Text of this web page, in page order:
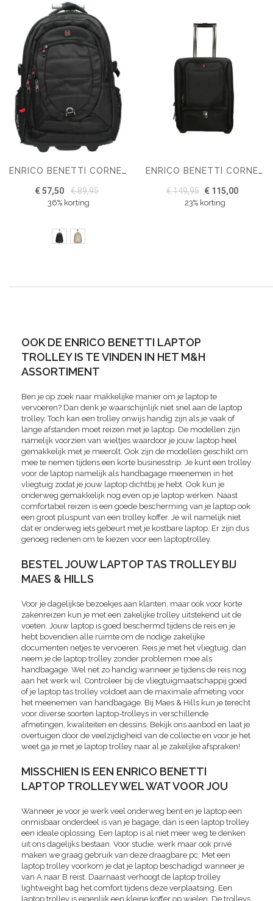
ENRICO BENETTI CORNELL TROLLEY RUGZAK
€ 57,50 € 89,95
36% korting
ENRICO BENETTI CORNELL 40L LAPTOP TROLLEY 17''
€ 149,95 € 115,00
23% korting
OOK DE ENRICO BENETTI LAPTOP
TROLLEY IS TE VINDEN IN HET M&H
ASSORTIMENT
Ben je op zoek naar makkelijke manier om je laptop te
vervoeren? Dan denk je waarschijnlijk niet snel aan de laptop
trolley. Toch kan een trolley onwijs handig zijn als je vaak of
lange afstanden moet reizen met je laptop. De modellen zijn
namelijk voorzien van wieltjes waardoor je jouw laptop heel
gemakkelijk met je meerolt. Ook zijn de modellen geschikt om
mee te nemen tijdens een korte businesstrip. Je kunt een trolley
voor de laptop namelijk als handbagage meenemen in het
vliegtuig zodat je jouw laptop dichtbij je hebt. Ook kun je
onderweg gemakkelijk nog even op je laptop werken. Naast
comfortabel reizen is een goede bescherming van je laptop ook
een groot pluspunt van een trolley koffer. Je wil namelijk niet
dat er onderweg iets gebeurt met je kostbare laptop. Er zijn dus
genoeg redenen om te kiezen voor een laptoptrolley.
BESTEL JOUW LAPTOP TAS TROLLEY BIJ
MAES & HILLS
Voor je dagelijkse bezoekjes aan klanten, maar ook voor korte
zakenreizen kun je met een zakelijke trolley uitstekend uit de
voeten. Jouw laptop is goed beschermd tijdens de reis en je
hebt bovendien alle ruimte om de nodige zakelijke
documenten netjes te vervoeren. Reis je met het vliegtuig, dan
neem je de laptop trolley zonder problemen mee als
handbagage. Wel net zo handig wanneer je tijdens de reis nog
aan het werk wil. Controleer bij de vliegtuigmaatschappij goed
of je laptop tas trolley voldoet aan de maximale afmeting voor
het meenemen van handbagage. Bij Maes & Hills kun je terecht
voor diverse soorten laptop-trolleys in verschillende
afmetingen, kwaliteiten en dessins. Bekijk ons aanbod en laat je
overtuigen door de veelzijdigheid van de collectie en voor je het
weet ga je met je laptop trolley naar al je zakelijke afspraken!
MISSCHIEN IS EEN ENRICO BENETTI
LAPTOP TROLLEY WEL WAT VOOR JOU
Wanneer je voor je werk veel onderweg bent en je laptop een
onmisbaar onderdeel is van je bagage, dan is een laptop trolley
een ideale oplossing. Een laptop is al niet meer weg te denken
uit ons dagelijks bestaan. Voor studie, werk maar ook privé
maken we graag gebruik van deze draagbare pc. Met een
laptop trolley voorkom je dat je laptop beschadigd wanneer je
van A naar B reist. Daarnaast verhoogt de laptop trolley
lightweight bag het comfort tijdens deze verplaatsing. Een
laptop trolley is eigenlijk een kleine koffer op wielen. De trolleys